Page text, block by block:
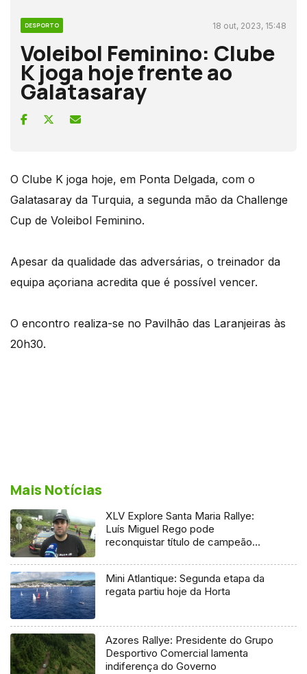
DESPORTO 18 out, 2023, 15:48
Voleibol Feminino: Clube
K joga hoje frente ao
Galatasaray
O Clube K joga hoje, em Ponta Delgada, com o
Galatasaray da Turquia, a segunda mão da Challenge
Cup de Voleibol Feminino.
Apesar da qualidade das adversárias, o treinador da
equipa açoriana acredita que é possível vencer.
O encontro realiza-se no Pavilhão das Laranjeiras às
20h30.
Mais Notícias
XLV Explore Santa Maria Rallye:
Luís Miguel Rego pode
reconquistar título de campeão
Mini Atlantique: Segunda etapa da
regata partiu hoje da Horta
Azores Rallye: Presidente do Grupo
Desportivo Comercial lamenta
indiferença do Governo